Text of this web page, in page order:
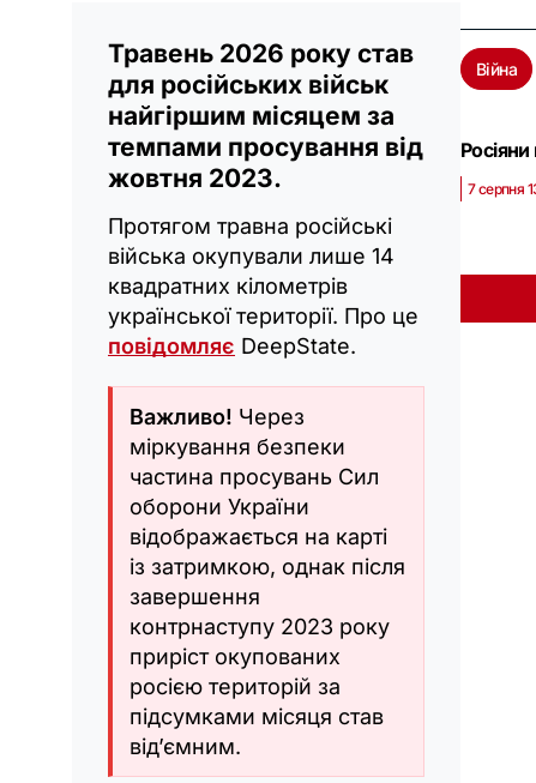
Травень 2026 року став
для російських військ
найгіршим місяцем за
темпами просування від
жовтня 2023.
Протягом травна російські
війська окупували лише 14
квадратних кілометрів
української території. Про це
повідомляє DeepState.
Важливо! Через
міркування безпеки
частина просувань Сил
оборони України
відображається на карті
із затримкою, однак після
завершення
контрнаступу 2023 року
приріст окупованих
росією територій за
підсумками місяця став
від’ємним.
Війна
7 серпня